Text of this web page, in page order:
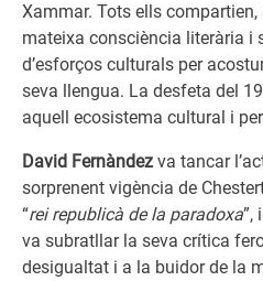
Xammar. Tots ells compartien,
mateixa consciència literària i
d’esforços culturals per
seva llengua. La desfeta del
aquell ecosistema cultural i
David Fernàndez va tancar
sorprenent vigència de
“rei republicà de la paradoxa”,
va subratllar la seva crítica
desigualtat i a la buidor de la